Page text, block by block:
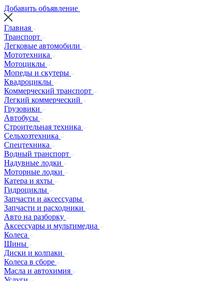
Добавить объявление
Главная
Транспорт
Легковые автомобили
Мототехника
Мотоциклы
Мопеды и скутеры
Квадроциклы
Коммерческий транспорт
Легкий коммерческий
Грузовики
Автобусы
Строительная техника
Сельхозтехника
Спецтехника
Водный транспорт
Надувные лодки
Моторные лодки
Катера и яхты
Гидроциклы
Запчасти и аксессуары
Запчасти и расходники
Авто на разборку
Аксессуары и мультимедиа
Колеса
Шины
Диски и колпаки
Колеса в сборе
Масла и автохимия